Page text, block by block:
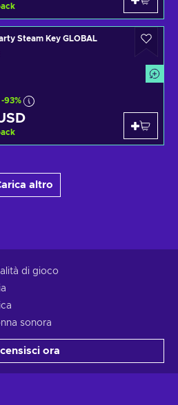
Steam Key GLOBAL
-93%
altro
di gioco
sonora
ora